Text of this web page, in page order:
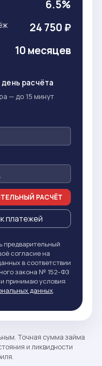
6.5%
24 750 ₽
10 месяцев
расчёта
— до 15 минут
РАСЧЁТ
платежей
предварительный
согласие на
в соответствии
закона № 152-ФЗ
принимаю условия
данных.
Точная сумма займа
и ликвидности